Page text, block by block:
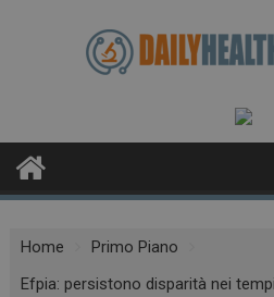
Home
Primo Piano
Efpia: persistono disparità nei